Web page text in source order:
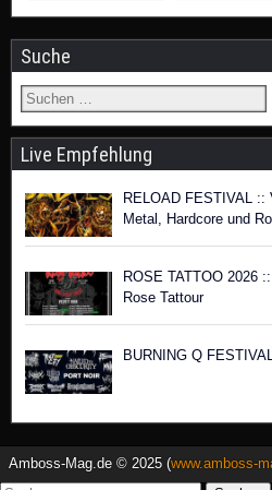
Suche
Live Empfehlung
RELOAD FESTIVAL ::
Metal, Hardcore und
ROSE TATTOO 2026
Rose Tattour
BURNING Q
Amboss-Mag.de © 2025 (www.amboss-